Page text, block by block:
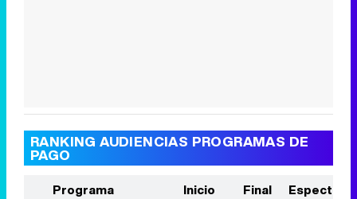
RANKING AUDIENCIAS PROGRAMAS DE
PAGO
Programa Inicio Final